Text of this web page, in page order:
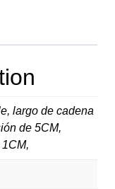
largo de cadena
de 5CM,